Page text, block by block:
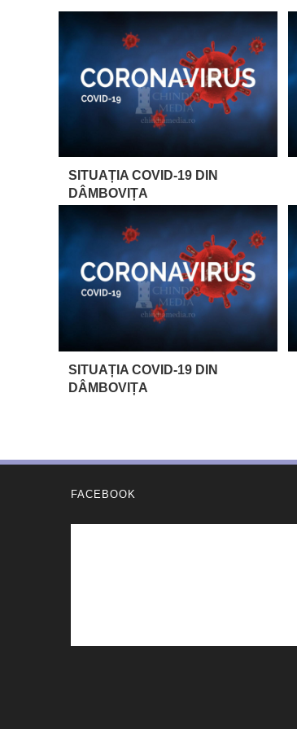
SITUAȚIA COVID-19 DIN
DÂMBOVIȚA
SITUAȚIA COVID-19 DIN
DÂMBOVIȚA
FACEBOOK